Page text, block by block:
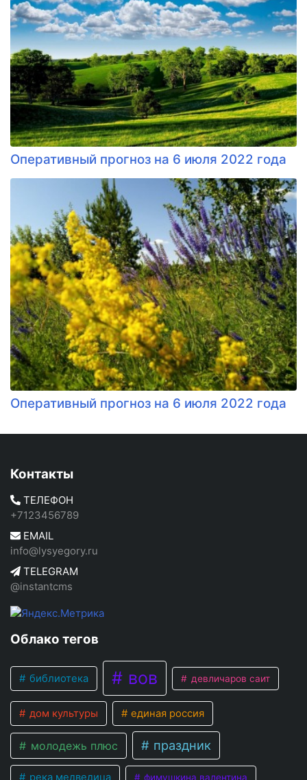
Оперативный прогноз на 6 июля 2022 года
Оперативный прогноз на 6 июля 2022 года
Контакты
ТЕЛЕФОН
+7123456789
EMAIL
info@lysyegory.ru
TELEGRAM
@instantcms
Облако тегов
библиотека вов девличаров саит
дом культуры единая россия
молодежь плюс праздник
река медведица фимушкина валентина